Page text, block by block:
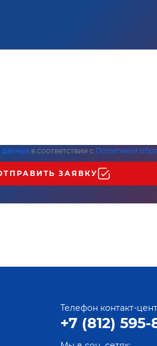
данных в соответствии с Политикой
ЗАЯВКУ
Телефон контакт-
+7 (812) 595-